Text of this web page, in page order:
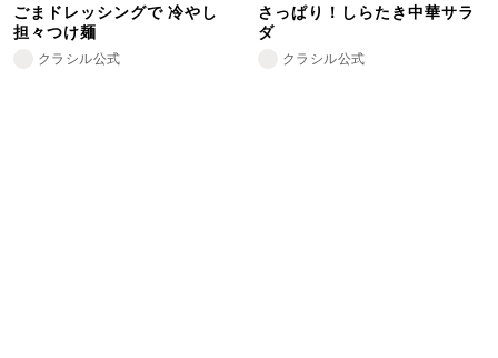
ごまドレッシングで 冷やし
担々つけ麺
クラシル公式
さっぱり！しらたき中華サラ
ダ
クラシル公式